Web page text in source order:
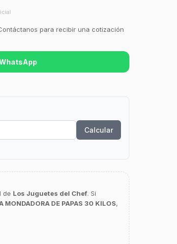
para recibir una cotización
Calcular
de Los Juguetes del Chef. Si
MONDADORA DE PAPAS 30 KILOS,